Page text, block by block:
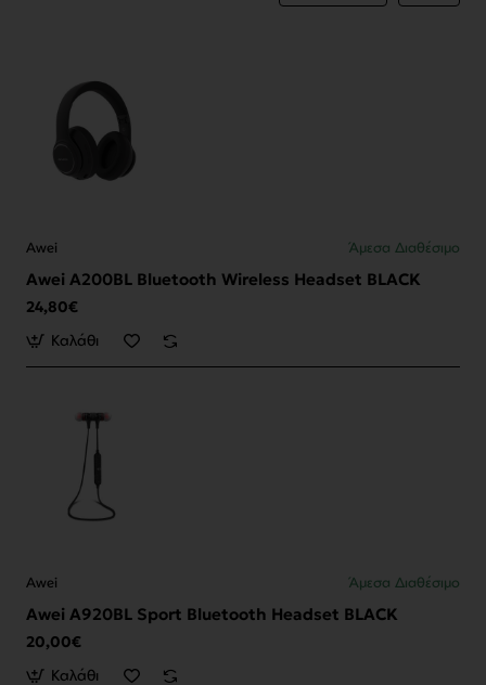
Awei Άμεσα Διαθέσιμο
Awei A200BL Bluetooth Wireless Headset BLACK
24,80€
Καλάθι
Awei Άμεσα Διαθέσιμο
Awei A920BL Sport Bluetooth Headset BLACK
20,00€
Καλάθι